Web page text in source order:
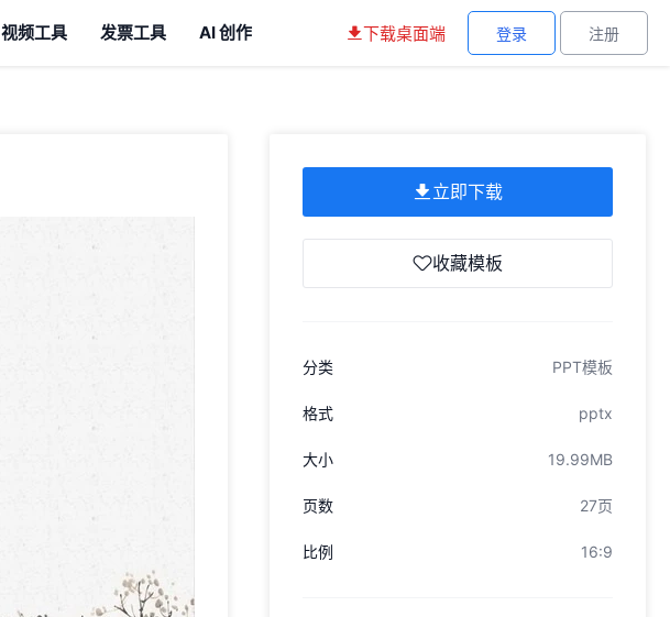
视频工具 发票工具 AI 创作 下载桌面端 登录 注册
立即下载
收藏模板
分类 PPT模板
格式 pptx
大小 19.99MB
页数 27页
比例 16:9